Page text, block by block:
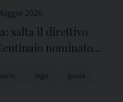
2026
salta il direttivo
nominato
lega pavia